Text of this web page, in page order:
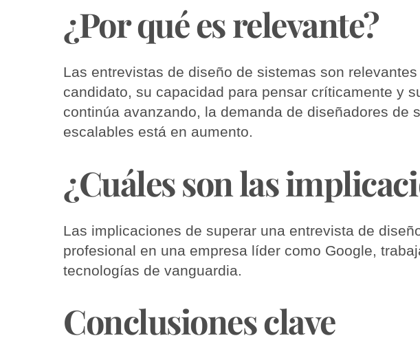
¿Por qué es relevante?
Las entrevistas de diseño de sistemas son
candidato, su capacidad para pensar críticamente y
continúa avanzando, la demanda de diseñadores
escalables está en aumento.
¿Cuáles son las
Las implicaciones de superar una entrevista de
profesional en una empresa líder como Google,
tecnologías de vanguardia.
Conclusiones clave